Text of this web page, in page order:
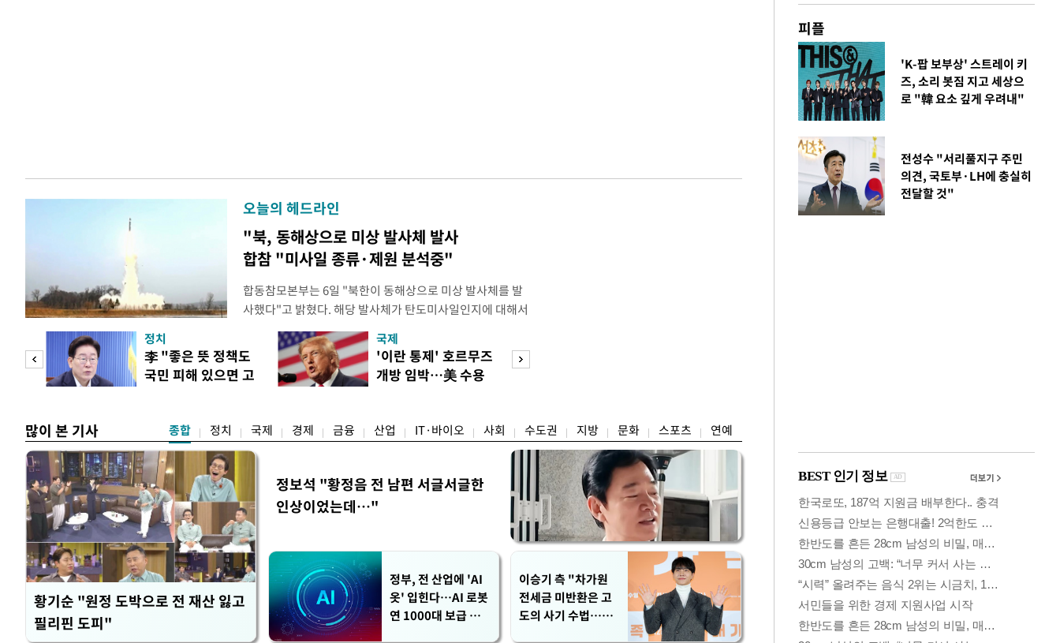
오늘의 헤드라인
"북, 동해상으로 미상 발사체 발사
합참 "미사일 종류·제원 분석중"
합동참모본부는 6일 "북한이 동해상으로 미상 발사체를 발
사했다"고 밝혔다. 해당 발사체가 탄도미사일인지에 대해서
는 아직 확인되지 않고 있다. 군은 발사체 종류와 제원 등을
분석 중에 있다. 앞서 북한은 지난 5월 26일 서해상으로 근거
리 탄도미사일을 포함한 다종의 발사체를 발사한 바 있다. 당
시 탄도미사일은 80여km를 비행해 탄착했다.
정치
李 "좋은 뜻 정책도
국민 피해 있으면 고
국제
'이란 통제' 호르무즈
개방 임박…美 수용
많이 본 기사 종합 정치 국제 경제 금융 산업 IT·바이오 사회 수도권 지방 문화 스포츠 연예
황기순 "원정 도박으로 전 재산 잃고
필리핀 도피"
정보석 "황정음 전 남편 서글서글한
인상이었는데…"
정부, 전 산업에 'AI
옷' 입힌다…AI 로봇
연 1000대 보급 추
이승기 측 "차가원
전세금 미반환은 고
도의 사기 수법…엄
피플
'K-팝 보부상' 스트레이 키
즈, 소리 봇짐 지고 세상으
로 "韓 요소 깊게 우려내"
전성수 "서리풀지구 주민
의견, 국토부·LH에 충실히
전달할 것"